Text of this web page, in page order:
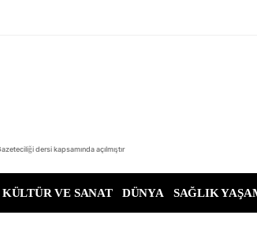
dersi kapsamında açılmıştır
KÜLTÜR VE SANAT DÜNYA SAĞLIK